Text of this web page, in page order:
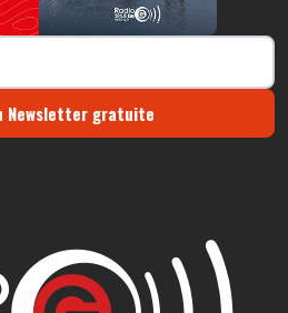
Newsletter gratuite